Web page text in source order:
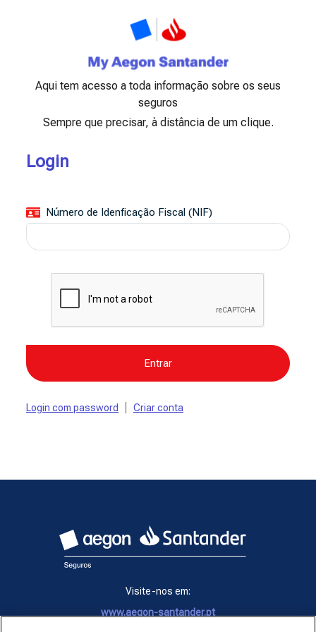
Aqui tem acesso a toda informação sobre os seus
seguros
Sempre que precisar, à distância de um clique.
Login
Número de Idenficação Fiscal (NIF)
Entrar
Login com password Criar conta
Visite-nos em:
www.aegon-santander.pt